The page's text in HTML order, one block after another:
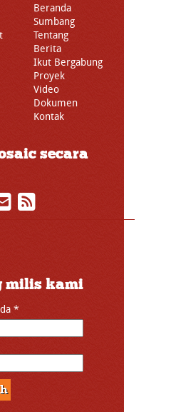
Beranda
Sumbang
Tentang
Berita
Ikut Bergabung
Proyek
Video
Dokumen
Kontak
secara
milis kami
*